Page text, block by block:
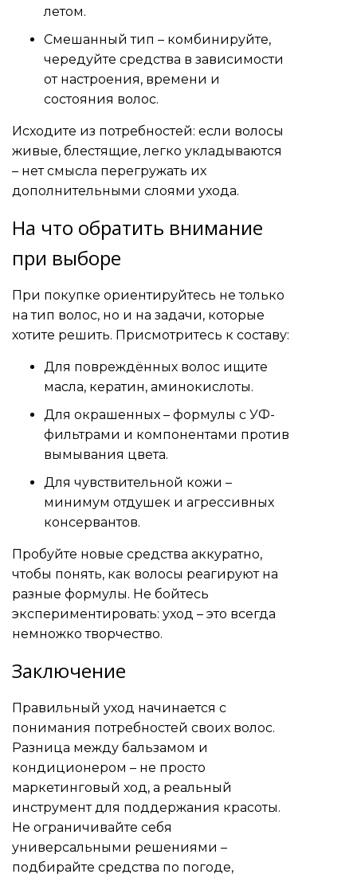
летом.
Смешанный тип – комбинируйте,
чередуйте средства в зависимости
от настроения, времени и
состояния волос.
Исходите из потребностей: если волосы
живые, блестящие, легко укладываются
– нет смысла перегружать их
дополнительными слоями ухода.
На что обратить внимание
при выборе
При покупке ориентируйтесь не только
на тип волос, но и на задачи, которые
хотите решить. Присмотритесь к составу:
Для повреждённых волос ищите
масла, кератин, аминокислоты.
Для окрашенных – формулы с УФ-
фильтрами и компонентами против
вымывания цвета.
Для чувствительной кожи –
минимум отдушек и агрессивных
консервантов.
Пробуйте новые средства аккуратно,
чтобы понять, как волосы реагируют на
разные формулы. Не бойтесь
экспериментировать: уход – это всегда
немножко творчество.
Заключение
Правильный уход начинается с
понимания потребностей своих волос.
Разница между бальзамом и
кондиционером – не просто
маркетинговый ход, а реальный
инструмент для поддержания красоты.
Не ограничивайте себя
универсальными решениями –
подбирайте средства по погоде,